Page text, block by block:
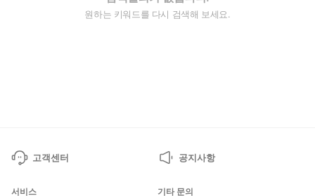
원하는 키워드를 다시 검색해 보세요.
고객센터 공지사항
서비스 기타 문의